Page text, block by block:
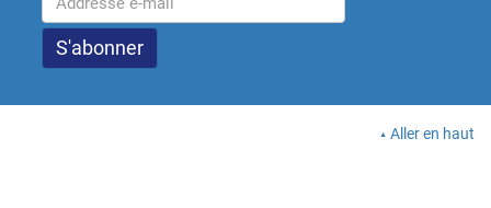
Aller en haut